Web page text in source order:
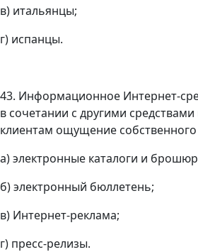
в) итальянцы;
г) испанцы.
43. Информационное Интернет-
в сочетании с другими
клиентам ощущение собственного
а) электронные каталоги и
б) электронный бюллетень;
в) Интернет-реклама;
г) пресс-релизы.